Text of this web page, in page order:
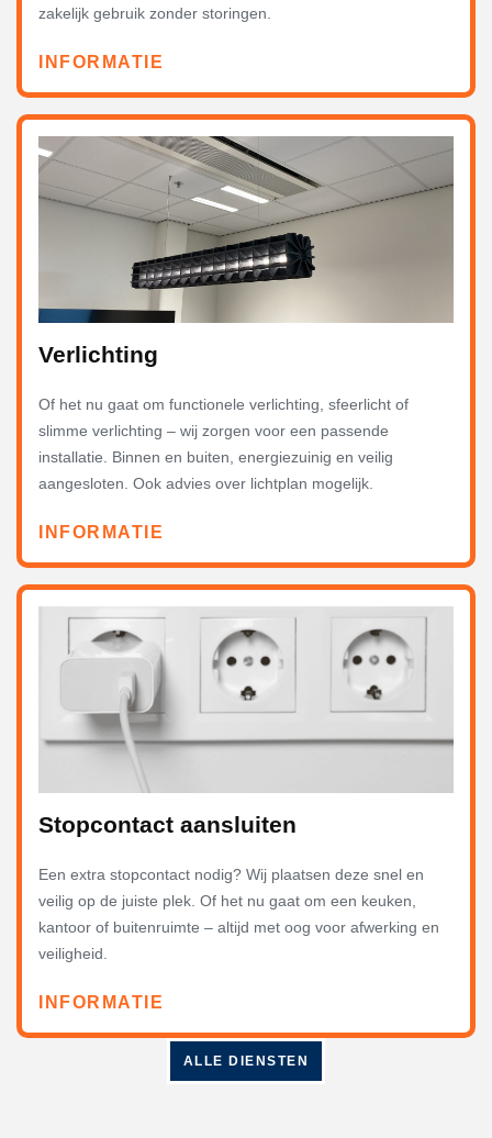
zakelijk gebruik zonder storingen.
INFORMATIE
Verlichting
Of het nu gaat om functionele verlichting, sfeerlicht of
slimme verlichting – wij zorgen voor een passende
installatie. Binnen en buiten, energiezuinig en veilig
aangesloten. Ook advies over lichtplan mogelijk.
INFORMATIE
Stopcontact aansluiten
Een extra stopcontact nodig? Wij plaatsen deze snel en
veilig op de juiste plek. Of het nu gaat om een keuken,
kantoor of buitenruimte – altijd met oog voor afwerking en
veiligheid.
INFORMATIE
ALLE DIENSTEN